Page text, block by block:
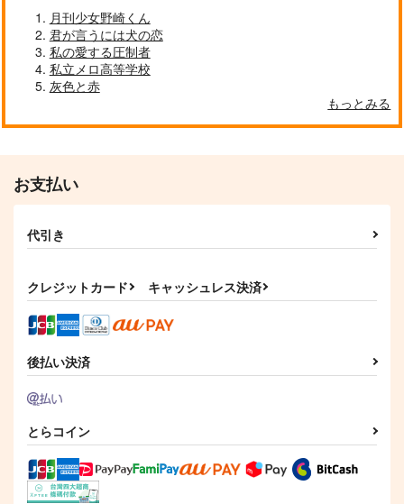
月刊少女野崎くん
君が言うには犬の恋
私の愛する圧制者
私立メロ高等学校
灰色と赤
もっとみる
お支払い
代引き
クレジットカード キャッシュレス決済
後払い決済
とらコイン